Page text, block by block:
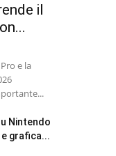
il
e la
Nintendo
grafica...